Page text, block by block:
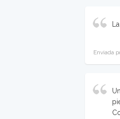
Enviada